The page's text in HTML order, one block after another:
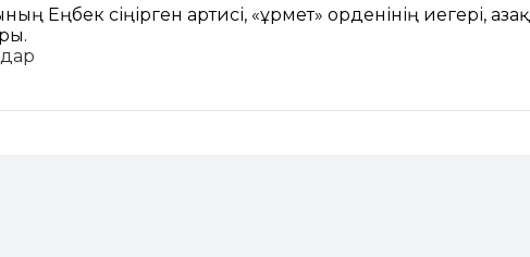
Еңбек сіңірген артисі, «Құрмет» орденінің иегері, Қазақ